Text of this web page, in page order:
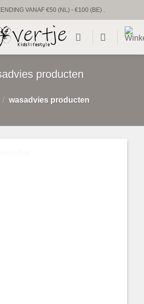
VANAF €50 (NL) - €100 (BE) .
& GEPERSONALISEERD
BINNEN 1 TOT 2 WERKDAGEN.
BINNEN 1-2 WEKEN.
producten
/ wasadvies producten